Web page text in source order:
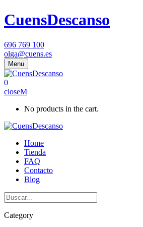
CuensDescanso
696 769 100
olga@cuens.es
Menu
0
close
No products in the cart.
Home
Tienda
FAQ
Contacto
Blog
Category